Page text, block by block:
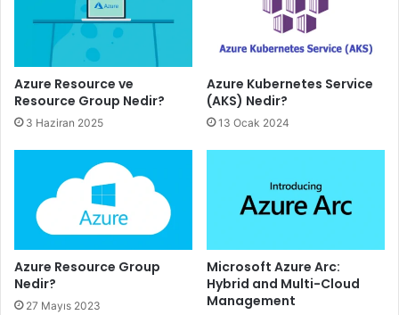
Azure Resource ve
Resource Group Nedir?
3 Haziran 2025
Azure Kubernetes Service
(AKS) Nedir?
13 Ocak 2024
Azure Resource Group
Nedir?
27 Mayıs 2023
Microsoft Azure Arc:
Hybrid and Multi-Cloud
Management